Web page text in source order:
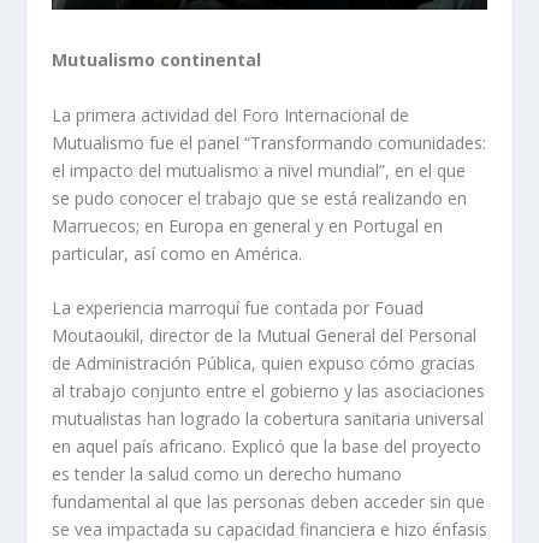
Mutualismo continental
La primera actividad del Foro Internacional de
Mutualismo fue el panel “Transformando comunidades:
el impacto del mutualismo a nivel mundial”, en el que
se pudo conocer el trabajo que se está realizando en
Marruecos; en Europa en general y en Portugal en
particular, así como en América.
La experiencia marroquí fue contada por Fouad
Moutaoukil, director de la Mutual General del Personal
de Administración Pública, quien expuso cómo gracias
al trabajo conjunto entre el gobierno y las asociaciones
mutualistas han logrado la cobertura sanitaria universal
en aquel país africano. Explicó que la base del proyecto
es tender la salud como un derecho humano
fundamental al que las personas deben acceder sin que
se vea impactada su capacidad financiera e hizo énfasis